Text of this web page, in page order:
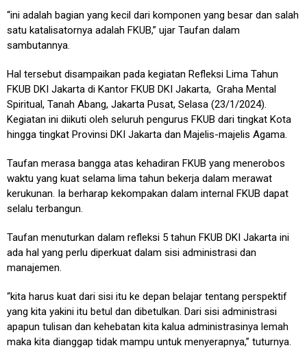
“ini adalah bagian yang kecil dari komponen yang besar dan salah
satu katalisatornya adalah FKUB,” ujar Taufan dalam
sambutannya.
Hal tersebut disampaikan pada kegiatan Refleksi Lima Tahun
FKUB DKI Jakarta di Kantor FKUB DKI Jakarta, Graha Mental
Spiritual, Tanah Abang, Jakarta Pusat, Selasa (23/1/2024).
Kegiatan ini diikuti oleh seluruh pengurus FKUB dari tingkat Kota
hingga tingkat Provinsi DKI Jakarta dan Majelis-majelis Agama.
Taufan merasa bangga atas kehadiran FKUB yang menerobos
waktu yang kuat selama lima tahun bekerja dalam merawat
kerukunan. Ia berharap kekompakan dalam internal FKUB dapat
selalu terbangun.
Taufan menuturkan dalam refleksi 5 tahun FKUB DKI Jakarta ini
ada hal yang perlu diperkuat dalam sisi administrasi dan
manajemen.
“kita harus kuat dari sisi itu ke depan belajar tentang perspektif
yang kita yakini itu betul dan dibetulkan. Dari sisi administrasi
apapun tulisan dan kehebatan kita kalua administrasinya lemah
maka kita dianggap tidak mampu untuk menyerapnya,” tuturnya.